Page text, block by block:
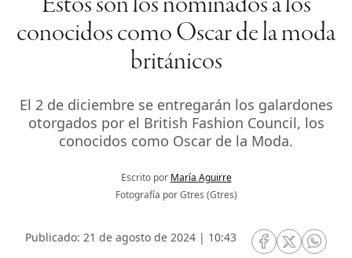
conocidos como Oscar de la moda
británicos
El 2 de diciembre se entregarán los galardones
otorgados por el British Fashion Council, los
conocidos como Oscar de la Moda.
Escrito por María Aguirre
Fotografía por Gtres (Gtres)
Publicado: 21 de agosto de 2024 | 10:43
RRSS Facebook
RRSSRRSS